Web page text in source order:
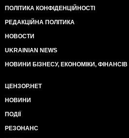
ПОЛІТИКА КОНФІДЕНЦІЙНОСТІ
РЕДАКЦІЙНА ПОЛІТИКА
НОВОСТИ
UKRAINIAN NEWS
НОВИНИ БІЗНЕСУ, ЕКОНОМІКИ, ФІНАНСІВ
ЦЕНЗОР.НЕТ
НОВИНИ
ПОДІЇ
РЕЗОНАНС